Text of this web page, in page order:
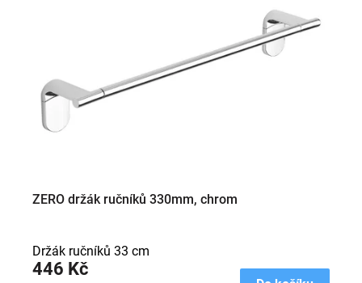
ZERO držák ručníků 330mm, chrom
446 Kč
Držák ručníků 33 cm